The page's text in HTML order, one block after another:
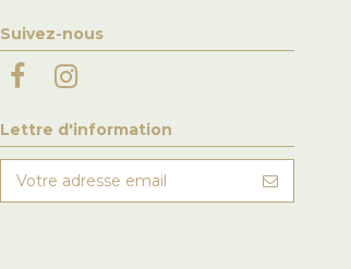
Suivez-nous
Lettre d'information